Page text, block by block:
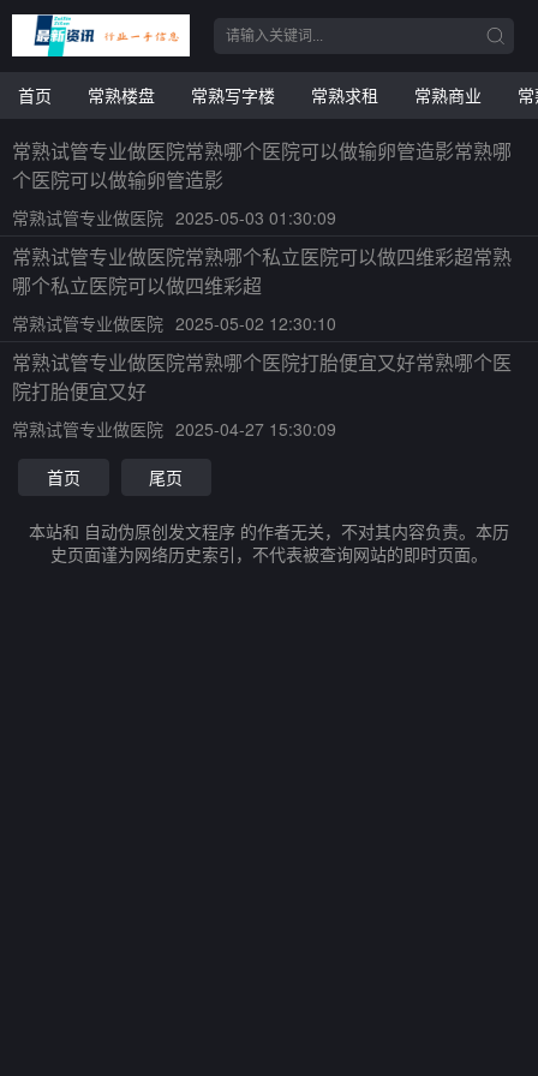
首页 常熟楼盘 常熟写字楼 常熟求租 常熟商业
常熟试管专业做医院常熟哪个医院可以做输卵管造影常熟哪
个医院可以做输卵管造影
常熟试管专业做医院 2025-05-03 01:30:09
常熟试管专业做医院常熟哪个私立医院可以做四维彩超常熟
哪个私立医院可以做四维彩超
常熟试管专业做医院 2025-05-02 12:30:10
常熟试管专业做医院常熟哪个医院打胎便宜又好常熟哪个医
院打胎便宜又好
常熟试管专业做医院 2025-04-27 15:30:09
首页
尾页
本站和 自动伪原创发文程序 的作者无关，不对其内容负责。本历
史页面谨为网络历史索引，不代表被查询网站的即时页面。